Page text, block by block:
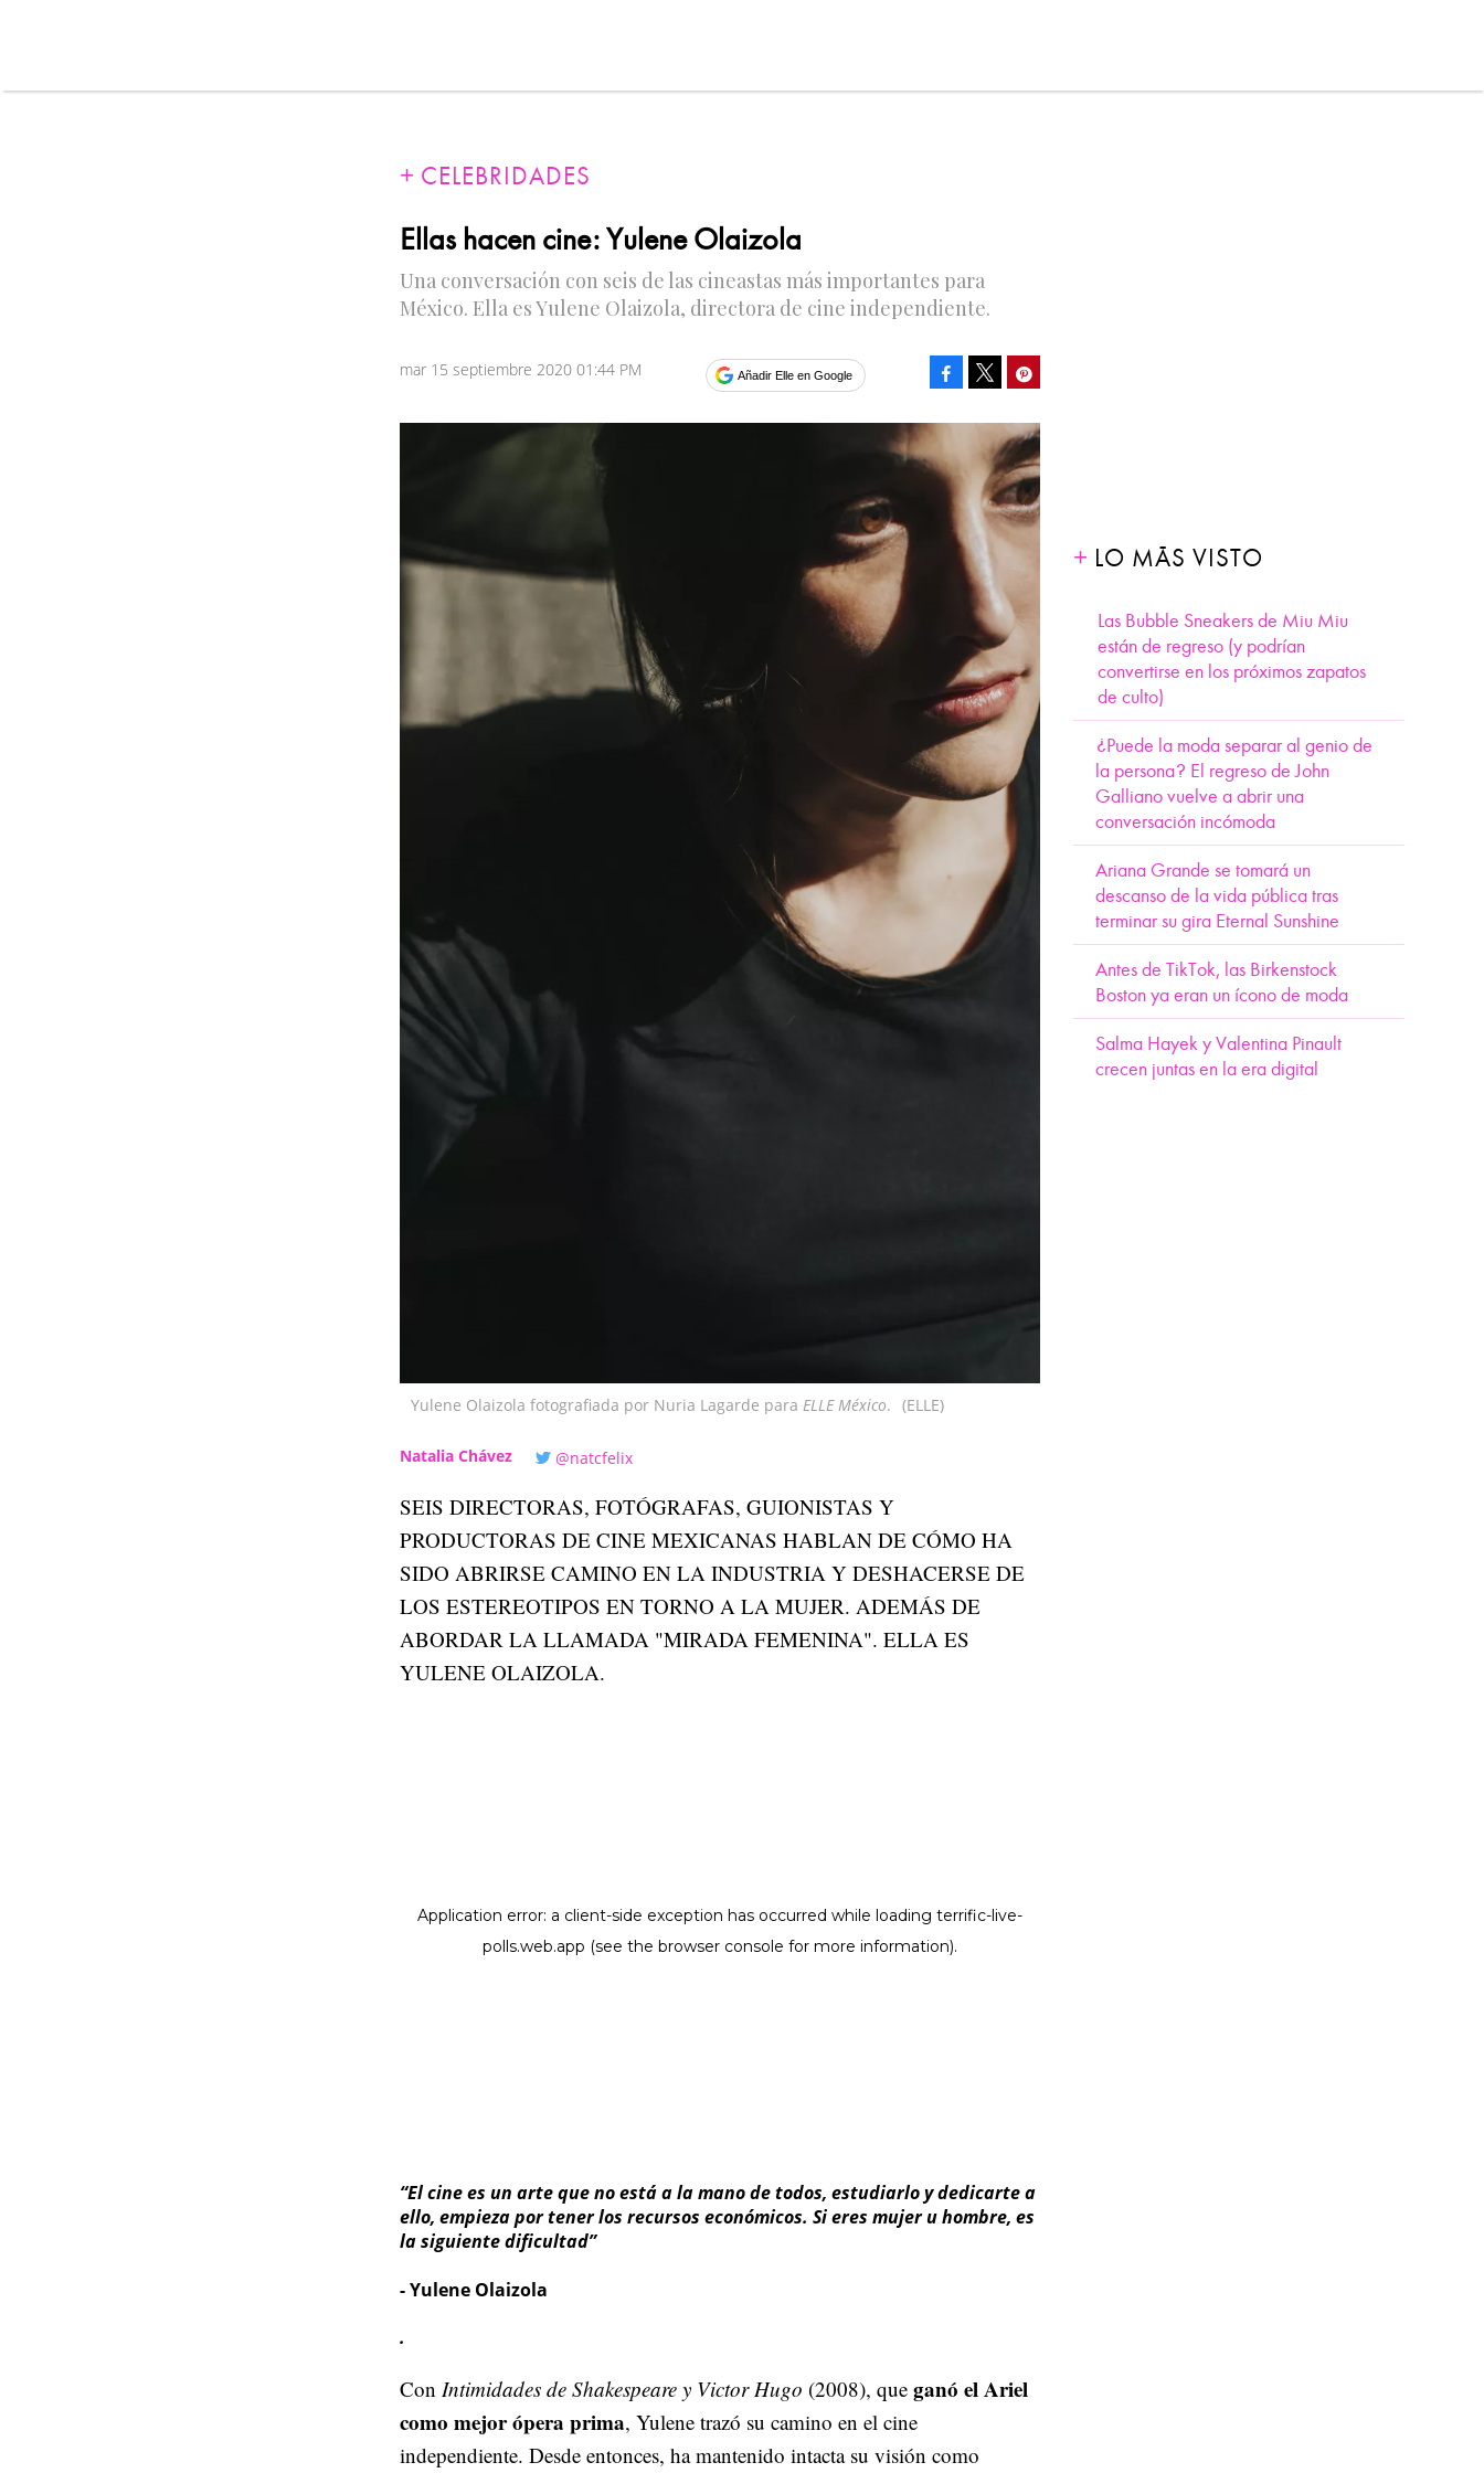
LO MÁS VISTO
Las Bubble Sneakers de Miu Miu
están de regreso (y podrían
convertirse en los próximos zapatos
de culto)
¿Puede la moda separar al genio de
la persona? El regreso de John
Galliano vuelve a abrir una
conversación incómoda
Ariana Grande se tomará un
descanso de la vida pública tras
terminar su gira Eternal Sunshine
Antes de TikTok, las Birkenstock
Boston ya eran un ícono de moda
Salma Hayek y Valentina Pinault
crecen juntas en la era digital
CELEBRIDADES
Ellas hacen cine: Yulene Olaizola
Una conversación con seis de las cineastas más importantes para
México. Ella es Yulene Olaizola, directora de cine independiente.
mar 15 septiembre 2020 01:44 PM Añadir Elle en Google Facebook
Yulene Olaizola fotografiada por Nuria Lagarde para ELLE México. (ELLE)
Natalia Chávez @natcfelix
SEIS DIRECTORAS, FOTÓGRAFAS, GUIONISTAS Y
PRODUCTORAS DE CINE MEXICANAS HABLAN DE CÓMO HA
SIDO ABRIRSE CAMINO EN LA INDUSTRIA Y DESHACERSE DE
LOS ESTEREOTIPOS EN TORNO A LA MUJER. ADEMÁS DE
ABORDAR LA LLAMADA "MIRADA FEMENINA". ELLA ES
YULENE OLAIZOLA.
“El cine es un arte que no está a la mano de todos, estudiarlo y dedicarte a
ello, empieza por tener los recursos económicos. Si eres mujer u hombre, es
la siguiente dificultad”
- Yulene Olaizola
.
Con Intimidades de Shakespeare y Victor Hugo (2008), que ganó el Ariel
como mejor ópera prima, Yulene trazó su camino en el cine
independiente. Desde entonces, ha mantenido intacta su visión como